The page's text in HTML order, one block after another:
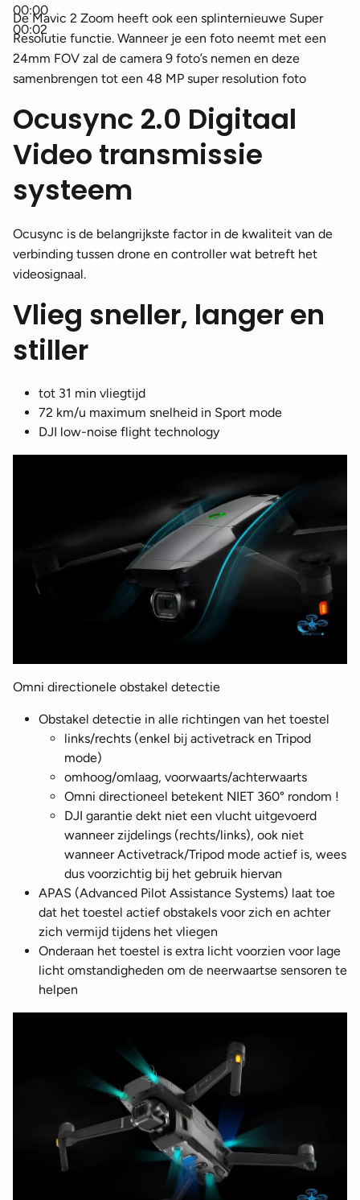
00:00
00:02
De Mavic 2 Zoom heeft ook een splinternieuwe Super
Resolutie functie. Wanneer je een foto neemt met een
24mm FOV zal de camera 9 foto’s nemen en deze
samenbrengen tot een 48 MP super resolution foto
Ocusync 2.0 Digitaal
Video transmissie
systeem
Ocusync is de belangrijkste factor in de kwaliteit van de
verbinding tussen drone en controller wat betreft het
videosignaal.
Vlieg sneller, langer en
stiller
tot 31 min vliegtijd
72 km/u maximum snelheid in Sport mode
DJI low-noise flight technology
Omni directionele obstakel detectie
Obstakel detectie in alle richtingen van het toestel
links/rechts (enkel bij activetrack en Tripod
mode)
omhoog/omlaag, voorwaarts/achterwaarts
Omni directioneel betekent NIET 360° rondom !
DJI garantie dekt niet een vlucht uitgevoerd
wanneer zijdelings (rechts/links), ook niet
wanneer Activetrack/Tripod mode actief is, wees
dus voorzichtig bij het gebruik hiervan
APAS (Advanced Pilot Assistance Systems) laat toe
dat het toestel actief obstakels voor zich en achter
zich vermijd tijdens het vliegen
Onderaan het toestel is extra licht voorzien voor lage
licht omstandigheden om de neerwaartse sensoren te
helpen